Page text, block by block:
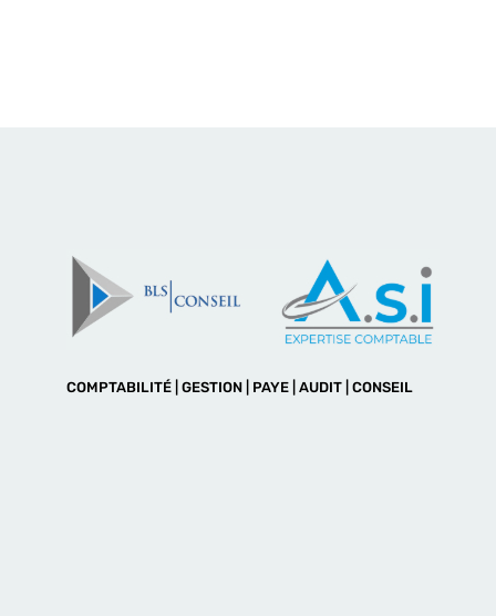
COMPTABILITÉ | GESTION | PAYE | AUDIT | CONSEIL